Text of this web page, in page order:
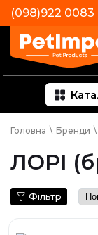
(098)922 0083
Головна \ Бренди \
ЛОРІ
Фільтр